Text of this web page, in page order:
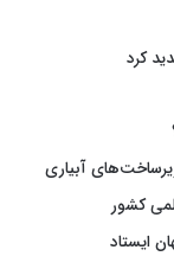
آبیاری
کشور
ایستاد